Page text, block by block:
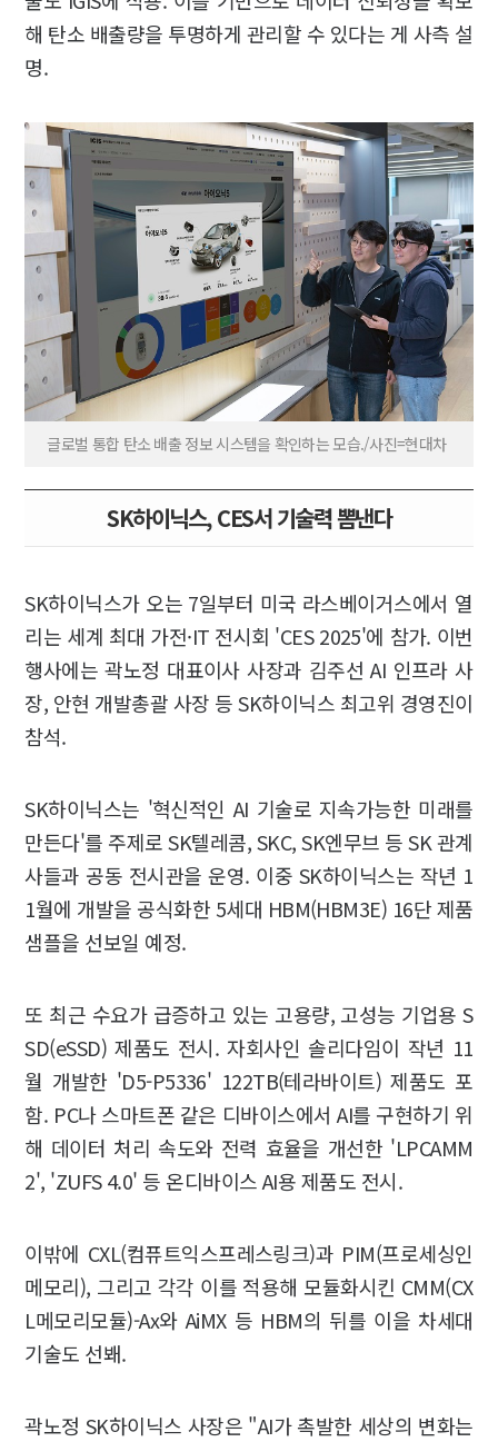
해 탄소 배출량을 투명하게 관리할 수 있다는 게 사측 설
명.
글로벌 통합 탄소 배출 정보 시스템을 확인하는 모습./사진=현대차
SK하이닉스, CES서 기술력 뽐낸다
SK하이닉스가 오는 7일부터 미국 라스베이거스에서 열
리는 세계 최대 가전·IT 전시회 'CES 2025'에 참가. 이번
행사에는 곽노정 대표이사 사장과 김주선 AI 인프라 사
장, 안현 개발총괄 사장 등 SK하이닉스 최고위 경영진이
참석.
SK하이닉스는 '혁신적인 AI 기술로 지속가능한 미래를
만든다'를 주제로 SK텔레콤, SKC, SK엔무브 등 SK 관계
사들과 공동 전시관을 운영. 이중 SK하이닉스는 작년 1
1월에 개발을 공식화한 5세대 HBM(HBM3E) 16단 제품
샘플을 선보일 예정.
또 최근 수요가 급증하고 있는 고용량, 고성능 기업용 S
SD(eSSD) 제품도 전시. 자회사인 솔리다임이 작년 11
월 개발한 'D5-P5336' 122TB(테라바이트) 제품도 포
함. PC나 스마트폰 같은 디바이스에서 AI를 구현하기 위
해 데이터 처리 속도와 전력 효율을 개선한 'LPCAMM
2', 'ZUFS 4.0' 등 온디바이스 AI용 제품도 전시.
이밖에 CXL(컴퓨트익스프레스링크)과 PIM(프로세싱인
메모리), 그리고 각각 이를 적용해 모듈화시킨 CMM(CX
L메모리모듈)-Ax와 AiMX 등 HBM의 뒤를 이을 차세대
기술도 선봬.
곽노정 SK하이닉스 사장은 "AI가 촉발한 세상의 변화는